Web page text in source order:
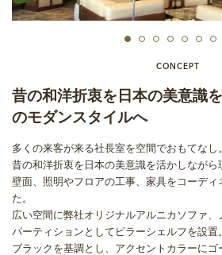
CONCEPT
昔の和洋折衷を日本の美意識
のモダンスタイルへ
多くの来客が来る社長室を空間でおもてなし。
昔の和洋折衷を日本の美意識を活かしながら
壁面、照明やフロアの工事、家具をコーディ
た。
広い空間に弊社オリジナルアルニカソファ、
パーティションとしてピラーシェルフを設置。
ブラックを基調とし、アクセントカラーに